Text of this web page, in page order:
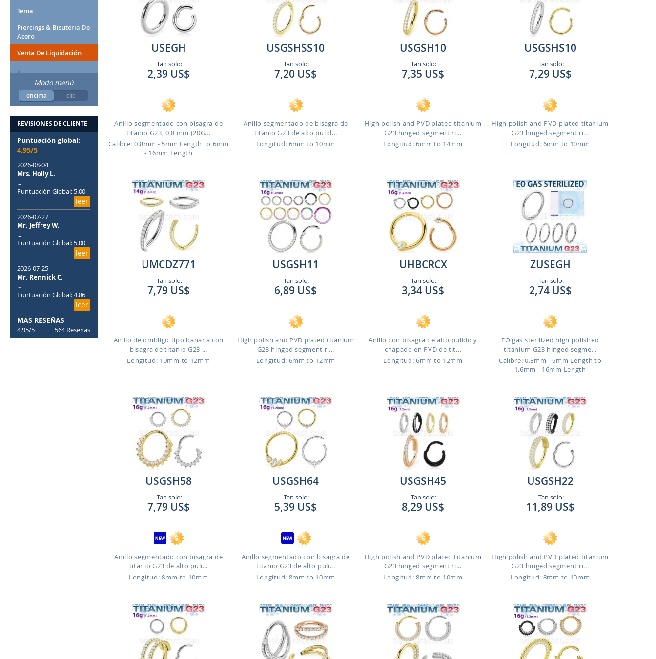
USEGH
Tan solo:
2,39 US$
Anillo segmentado con bisagra de
titanio G23, 0,8 mm (20G...
Calibre: 0.8mm - 5mm Length to 6mm
- 16mm Length
USGSHSS10
Tan solo:
7,20 US$
Anillo segmentado de bisagra de
titanio G23 de alto pulid...
Longitud: 6mm to 10mm
USGSH10
Tan solo:
7,35 US$
High polish and PVD plated titanium
G23 hinged segment ri...
Longitud: 6mm to 14mm
USGSHS10
Tan solo:
7,29 US$
High polish and PVD plated titanium
G23 hinged segment ri...
Longitud: 6mm to 10mm
UMCDZ771
Tan solo:
7,79 US$
Anillo de ombligo tipo banana con
bisagra de titanio G23 ...
Longitud: 10mm to 12mm
USGSH11
Tan solo:
6,89 US$
High polish and PVD plated titanium
G23 hinged segment ri...
Longitud: 6mm to 12mm
UHBCRCX
Tan solo:
3,34 US$
Anillo con bisagra de alto pulido y
chapado en PVD de tit...
Longitud: 6mm to 12mm
ZUSEGH
Tan solo:
2,74 US$
EO gas sterilized high polished
titanium G23 hinged segme...
Calibre: 0.8mm - 6mm Length to
1.6mm - 16mm Length
USGSH58
Tan solo:
7,79 US$
Anillo segmentado con bisagra de
titanio G23 de alto puli...
Longitud: 8mm to 10mm
USGSH64
Tan solo:
5,39 US$
Anillo segmentado con bisagra de
titanio G23 de alto puli...
Longitud: 8mm to 10mm
USGSH45
Tan solo:
8,29 US$
High polish and PVD plated titanium
G23 hinged segment ri...
Longitud: 8mm to 10mm
USGSH22
Tan solo:
11,89 US$
High polish and PVD plated titanium
G23 hinged segment ri...
Longitud: 8mm to 10mm
Tema
Piercings & Bisuteria De
Acero
Venta De Liquidación
Modo menú
encima clic
REVISIONES DE CLIENTE
Puntuación global:
4.95/5
2026-08-04
Mrs. Holly L.
...
Puntuación Global: 5.00
leer
2026-07-27
Mr. Jeffrey W.
...
Puntuación Global: 5.00
leer
2026-07-25
Mr. Rennick C.
...
Puntuación Global: 4.86
leer
MAS RESEÑAS
4.95/5 564 Reseñas